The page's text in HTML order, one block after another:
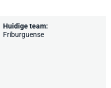
Huidige team:
Friburguense